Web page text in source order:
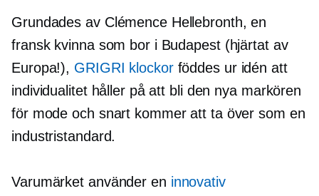
Grundades av Clémence Hellebronth, en
fransk kvinna som bor i Budapest (hjärtat av
Europa!), GRIGRI klockorföddes ur idén att
individualitet håller på att bli den nya markören
för mode och snart kommer att ta över som en
industristandard.
Varumärket använder en innovativ